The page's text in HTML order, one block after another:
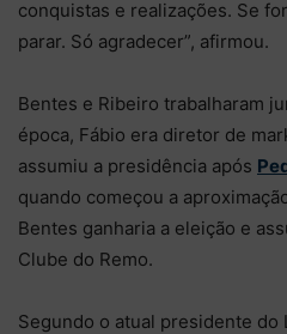
conquistas e realizações. Se
parar. Só agradecer”, afirmou.
Bentes e Ribeiro trabalharam
época, Fábio era diretor de
assumiu a presidência após
quando começou a
Bentes ganharia a eleição e
Clube do Remo.
Segundo o atual presidente do